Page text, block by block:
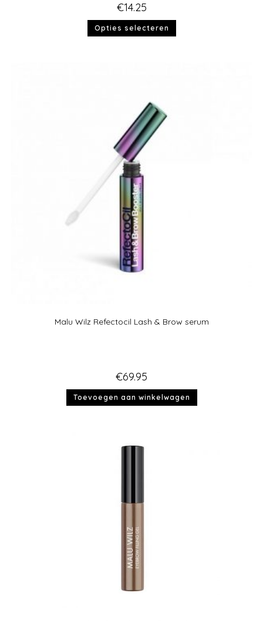
€14.25
Opties selecteren
Malu Wilz Refectocil Lash & Brow serum
€69.95
Toevoegen aan winkelwagen